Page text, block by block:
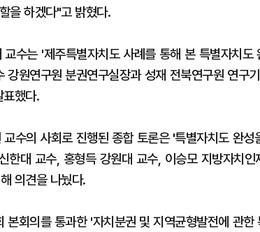
을 하겠다"고 밝혔다.
수는 '제주특별자치도 사례를 통해 본 특별자치도
강원연구원 분권연구실장과 성재 전북연구원 연구
표했다.
수의 사회로 진행된 종합 토론은 '특별자치도 완성
한대 교수, 홍형득 강원대 교수, 이승모 지방자치
의견을 나눴다.
본회의를 통과한 '자치분권 및 지역균형발전에 관한